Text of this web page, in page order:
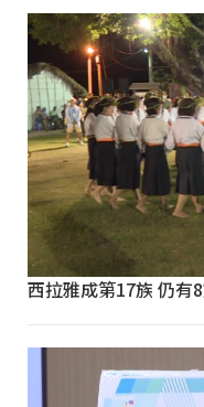
西拉雅成第17族 仍有